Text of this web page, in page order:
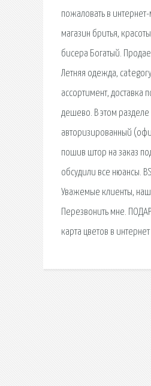
пожаловать в
магазин бритья,
бисера Богатый.
Летняя одежда,
ассортимент, доставка
дешево. В этом
авторизированный
пошив штор на заказ
обсудили все нюансы.
Уважемые клиенты, наш
Перезвонить мне.
карта цветов в